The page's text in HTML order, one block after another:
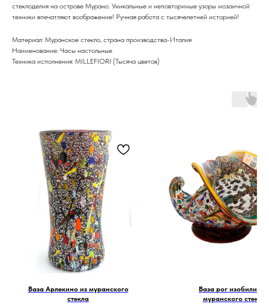
стеклоделия на острове Мурано. Уникальные и неповторимые узоры мозаичной
техники впечатляют воображение! Ручная работа с тысячелетней историей!
Материал: Муранское стекло, страна производства-Италия
Наименование: Часы настольные
Техника исполнения: MILLEFIORI (Тысяча цветов)
Ваза Арлекино из муранского
стекла
Ваза рог изобилия из
муранского стекла